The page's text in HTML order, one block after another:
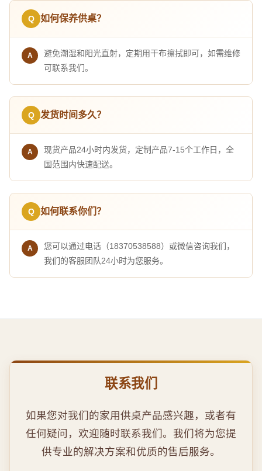
如何保养供桌？
避免潮湿和阳光直射，定期用干布擦拭即可，如需维修
可联系我们。
发货时间多久？
现货产品24小时内发货，定制产品7-15个工作日，全
国范围内快速配送。
如何联系你们？
您可以通过电话（18370538588）或微信咨询我们，
我们的客服团队24小时为您服务。
联系我们
如果您对我们的家用供桌产品感兴趣，或者有
任何疑问，欢迎随时联系我们。我们将为您提
供专业的解决方案和优质的售后服务。